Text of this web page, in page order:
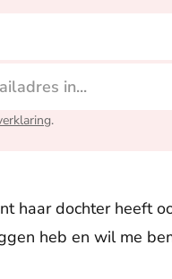
.
haar dochter heeft
heb en wil me